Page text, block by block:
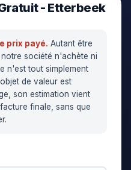
- Etterbeek
prix payé. Autant être
société n'achète ni
n'est tout simplement
de valeur est
son estimation vient
finale, sans que